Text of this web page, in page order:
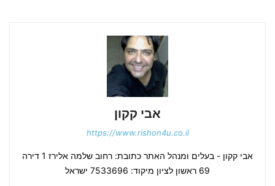
אבי קקון
https://www.rishon4u.co.il
אבי קקון - בעלים ומנהל האתר כתובת: רחוב שלמה אלירז 1 דירה
69 ראשון לציון מיקוד: 7533696 ישראל